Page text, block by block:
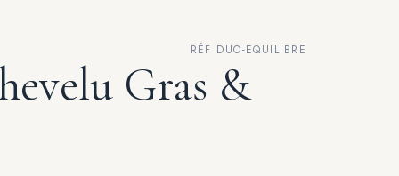
RÉF DUO-EQUILIBRE
Gras &